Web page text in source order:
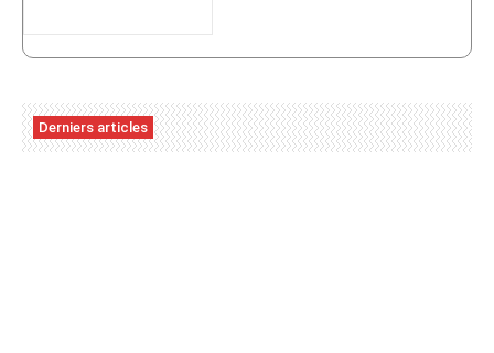
Derniers articles